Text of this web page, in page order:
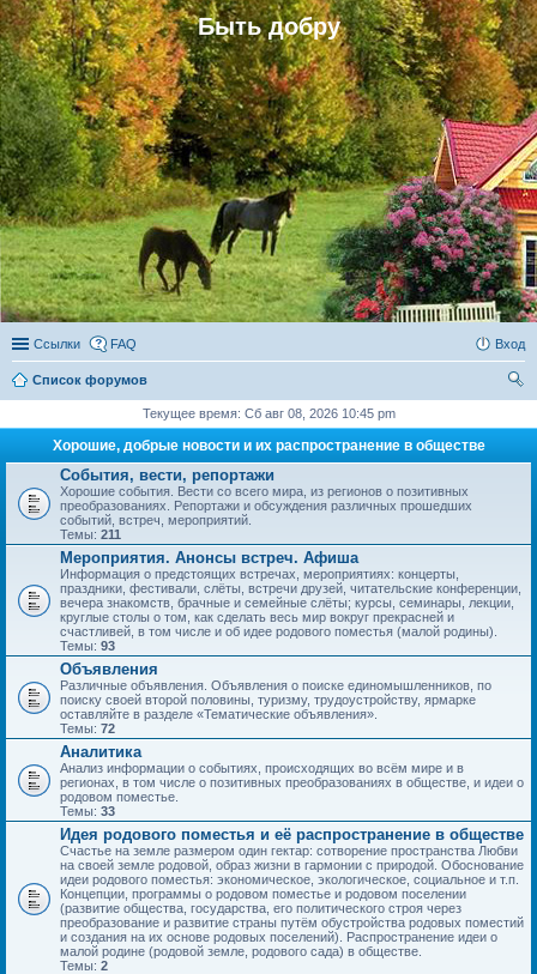
Быть добру
Ссылки FAQ Вход
Список форумов
Текущее время: Сб авг 08, 2026 10:45 pm
Хорошие, добрые новости и их распространение в обществе
События, вести, репортажи
Хорошие события. Вести со всего мира, из регионов о позитивных
преобразованиях. Репортажи и обсуждения различных прошедших
событий, встреч, мероприятий.
Темы: 211
Мероприятия. Анонсы встреч. Афиша
Информация о предстоящих встречах, мероприятиях: концерты,
праздники, фестивали, слёты, встречи друзей, читательские конференции,
вечера знакомств, брачные и семейные слёты; курсы, семинары, лекции,
круглые столы о том, как сделать весь мир вокруг прекрасней и
счастливей, в том числе и об идее родового поместья (малой родины).
Темы: 93
Объявления
Различные объявления. Объявления о поиске единомышленников, по
поиску своей второй половины, туризму, трудоустройству, ярмарке
оставляйте в разделе «Тематические объявления».
Темы: 72
Аналитика
Анализ информации о событиях, происходящих во всём мире и в
регионах, в том числе о позитивных преобразованиях в обществе, и идеи о
родовом поместье.
Темы: 33
Идея родового поместья и её распространение в обществе
Счастье на земле размером один гектар: сотворение пространства Любви
на своей земле родовой, образ жизни в гармонии с природой. Обоснование
идеи родового поместья: экономическое, экологическое, социальное и т.п.
Концепции, программы о родовом поместье и родовом поселении
(развитие общества, государства, его политического строя через
преобразование и развитие страны путём обустройства родовых поместий
и создания на их основе родовых поселений). Распространение идеи о
малой родине (родовой земле, родового сада) в обществе.
Темы: 2